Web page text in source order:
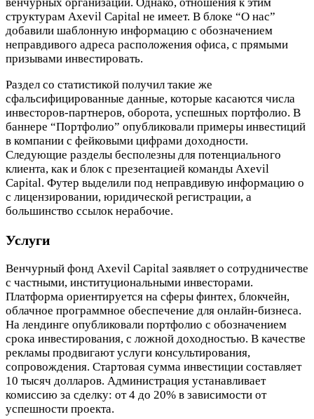
структурам Axevil Capital не имеет. В блоке “О нас”
добавили шаблонную информацию с обозначением
неправдивого адреса расположения офиса, с прямыми
призывами инвестировать.
Раздел со статистикой получил такие же
сфальсифицированные данные, которые касаются числа
инвесторов-партнеров, оборота, успешных портфолио. В
баннере “Портфолио” опубликовали примеры инвестиций
в компании с фейковыми цифрами доходности.
Следующие разделы бесполезны для потенциального
клиента, как и блок с презентацией команды Axevil
Capital. Футер выделили под неправдивую информацию о
с лицензировании, юридической регистрации, а
большинство ссылок нерабочие.
Услуги
Венчурный фонд Axevil Capital заявляет о сотрудничестве
с частными, институциональными инвесторами.
Платформа ориентируется на сферы финтех, блокчейн,
облачное программное обеспечение для онлайн-бизнеса.
На лендинге опубликовали портфолио с обозначением
срока инвестирования, с ложной доходностью. В качестве
рекламы продвигают услуги консультирования,
сопровождения. Стартовая сумма инвестиции составляет
10 тысяч долларов. Администрация устанавливает
комиссию за сделку: от 4 до 20% в зависимости от
успешности проекта.